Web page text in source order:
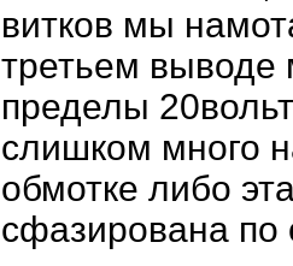
витков мы
третьем выводе
пределы
слишком много
обмотке либо
сфазирована по